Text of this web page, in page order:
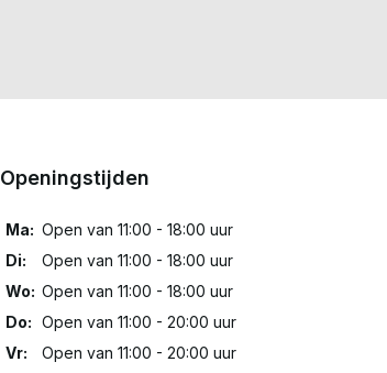
Openingstijden
Ma: Open van 11:00 - 18:00 uur
Di:
Open van 11:00 - 18:00 uur
Wo: Open van 11:00 - 18:00 uur
Do: Open van 11:00 - 20:00 uur
Vr:
Open van 11:00 - 20:00 uur